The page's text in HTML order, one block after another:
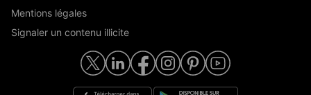
Mentions légales
Signaler un contenu illicite